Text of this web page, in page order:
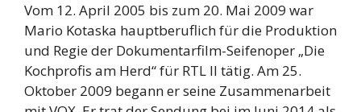
Vom 12. April 2005 bis zum 20. Mai 2009 war
Mario Kotaska hauptberuflich für die Produktion
und Regie der Dokumentarfilm-Seifenoper „Die
Kochprofis am Herd“ für RTL II tätig. Am 25.
Oktober 2009 begann er seine Zusammenarbeit